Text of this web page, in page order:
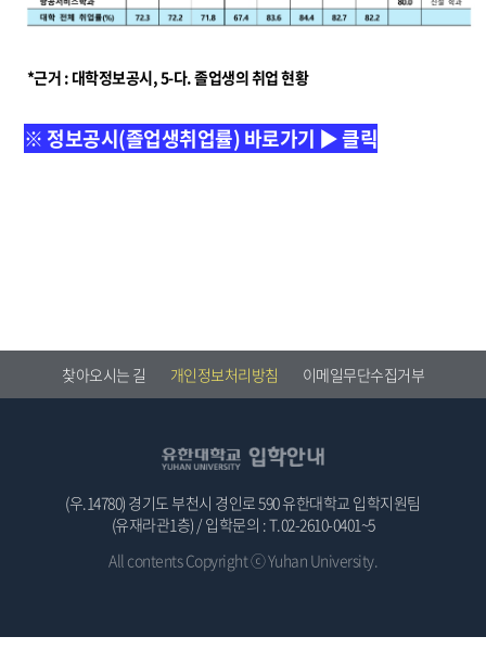
*근거 : 대학정보공시, 5-다. 졸업생의 취업 현황
※ 정보공시(졸업생취업률) 바로가기 ▶ 클릭
찾아오시는 길 개인정보처리방침 이메일무단수집거부
(우.14780) 경기도 부천시 경인로 590 유한대학교 입학지원팀
(유재라관1층) / 입학문의 : T.02-2610-0401~5
All contents Copyright ⓒ Yuhan University.